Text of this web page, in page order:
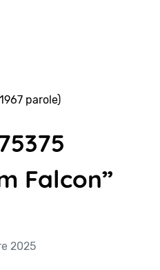
parole)
Falcon”
2025